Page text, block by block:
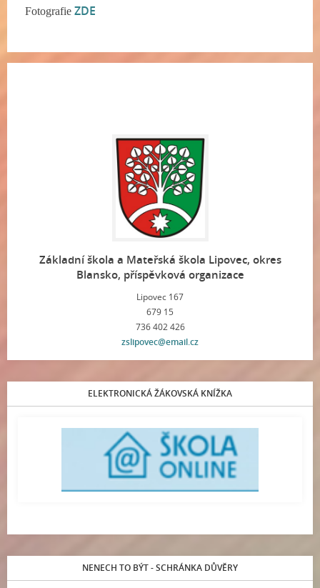
Fotografie ZDE
Základní škola a Mateřská škola Lipovec, okres
Blansko, příspěvková organizace
Lipovec 167
679 15
736 402 426
zslipovec@email.cz
ELEKTRONICKÁ ŽÁKOVSKÁ KNÍŽKA
NENECH TO BÝT - SCHRÁNKA DŮVĚRY